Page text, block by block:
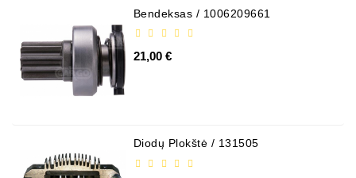
Bendeksas / 1006209661
21,00 €
Diodų Plokštė / 131505